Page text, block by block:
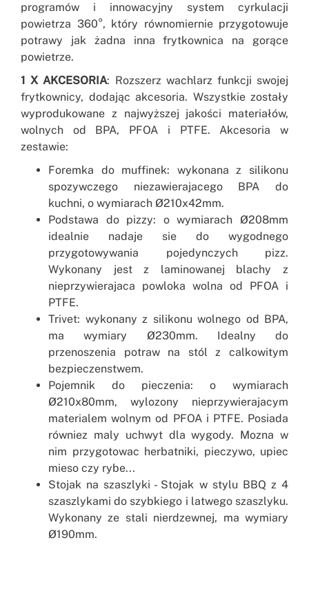
programów i innowacyjny system cyrkulacji
powietrza 360°, który równomiernie przygotowuje
potrawy jak żadna inna frytkownica na gorące
powietrze.
1 X AKCESORIA: Rozszerz wachlarz funkcji swojej
frytkownicy, dodając akcesoria. Wszystkie zostały
wyprodukowane z najwyższej jakości materiałów,
wolnych od BPA, PFOA i PTFE. Akcesoria w
zestawie:
Foremka do muffinek: wykonana z silikonu
spozywczego niezawierajacego BPA do
kuchni, o wymiarach Ø210x42mm.
Podstawa do pizzy: o wymiarach Ø208mm
idealnie nadaje sie do wygodnego
przygotowywania pojedynczych pizz.
Wykonany jest z laminowanej blachy z
nieprzywierajaca powloka wolna od PFOA i
PTFE.
Trivet: wykonany z silikonu wolnego od BPA,
ma wymiary Ø230mm. Idealny do
przenoszenia potraw na stól z calkowitym
bezpieczenstwem.
Pojemnik do pieczenia: o wymiarach
Ø210x80mm, wylozony nieprzywierajacym
materialem wolnym od PFOA i PTFE. Posiada
równiez maly uchwyt dla wygody. Mozna w
nim przygotowac herbatniki, pieczywo, upiec
mieso czy rybe...
Stojak na szaszlyki - Stojak w stylu BBQ z 4
szaszlykami do szybkiego i latwego szaszlyku.
Wykonany ze stali nierdzewnej, ma wymiary
Ø190mm.